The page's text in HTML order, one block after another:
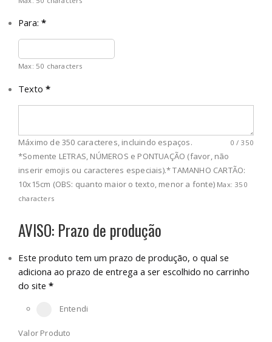
Para: *
Max: 50 characters
Texto *
0 / 350
Máximo de 350 caracteres, incluindo espaços.
*Somente LETRAS, NÚMEROS e PONTUAÇÃO (favor, não
inserir emojis ou caracteres especiais).* TAMANHO CARTÃO:
10x15cm (OBS: quanto maior o texto, menor a fonte) Max: 350
characters
AVISO: Prazo de produção
Este produto tem um prazo de produção, o qual se
adiciona ao prazo de entrega a ser escolhido no carrinho
do site *
Entendi
Valor Produto